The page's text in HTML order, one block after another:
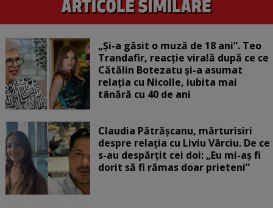
„Și-a găsit o muză de 18 ani”. Teo
Trandafir, reacție virală după ce ce
Cătălin Botezatu și-a asumat
relația cu Nicolle, iubita mai
tânără cu 40 de ani
Claudia Pătrășcanu, mărturisiri
despre relația cu Liviu Vârciu. De ce
s-au despărțit cei doi: „Eu mi-aș fi
dorit să fi rămas doar prieteni”